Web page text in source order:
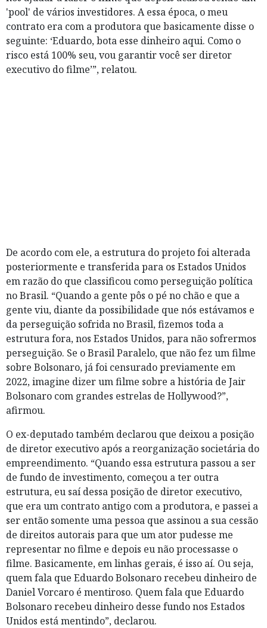
'pool' de vários investidores. A essa época, o meu
contrato era com a produtora que basicamente disse o
seguinte: ‘Eduardo, bota esse dinheiro aqui. Como o
risco está 100% seu, vou garantir você ser diretor
executivo do filme’”, relatou.
De acordo com ele, a estrutura do projeto foi alterada
posteriormente e transferida para os Estados Unidos
em razão do que classificou como perseguição política
no Brasil. “Quando a gente pôs o pé no chão e que a
gente viu, diante da possibilidade que nós estávamos e
da perseguição sofrida no Brasil, fizemos toda a
estrutura fora, nos Estados Unidos, para não sofrermos
perseguição. Se o Brasil Paralelo, que não fez um filme
sobre Bolsonaro, já foi censurado previamente em
2022, imagine dizer um filme sobre a história de Jair
Bolsonaro com grandes estrelas de Hollywood?”,
afirmou.
O ex-deputado também declarou que deixou a posição
de diretor executivo após a reorganização societária do
empreendimento. “Quando essa estrutura passou a ser
de fundo de investimento, começou a ter outra
estrutura, eu saí dessa posição de diretor executivo,
que era um contrato antigo com a produtora, e passei a
ser então somente uma pessoa que assinou a sua cessão
de direitos autorais para que um ator pudesse me
representar no filme e depois eu não processasse o
filme. Basicamente, em linhas gerais, é isso aí. Ou seja,
quem fala que Eduardo Bolsonaro recebeu dinheiro de
Daniel Vorcaro é mentiroso. Quem fala que Eduardo
Bolsonaro recebeu dinheiro desse fundo nos Estados
Unidos está mentindo”, declarou.